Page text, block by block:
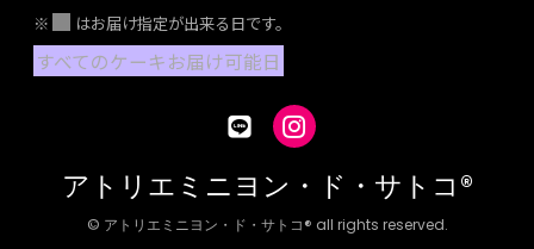
※ はお届け指定が出来る日です。
すべてのケーキお届け可能日
アトリエミニヨン・ド・サトコ®
© アトリエミニヨン・ド・サトコ® all rights reserved.